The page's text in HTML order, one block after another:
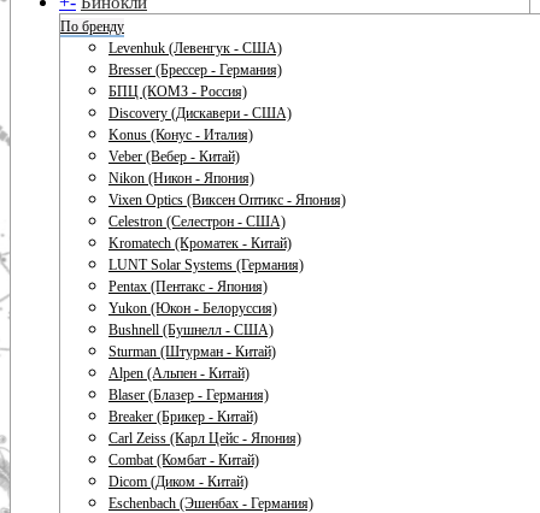
По бренду
Levenhuk (Левенгук - США)
Bresser (Брессер - Германия)
БПЦ (КОМЗ - Россия)
Discovery (Дискавери - США)
Konus (Конус - Италия)
Veber (Вебер - Китай)
Nikon (Никон - Япония)
Vixen Optics (Виксен Оптикс - Япония)
Celestron (Селестрон - США)
Kromatech (Кроматек - Китай)
LUNT Solar Systems (Германия)
Pentax (Пентакс - Япония)
Yukon (Юкон - Белоруссия)
Bushnell (Бушнелл - США)
Sturman (Штурман - Китай)
Alpen (Альпен - Китай)
Blaser (Блазер - Германия)
Breaker (Брикер - Китай)
Carl Zeiss (Карл Цейс - Япония)
Combat (Комбат - Китай)
Dicom (Диком - Китай)
Eschenbach (Эшенбах - Германия)